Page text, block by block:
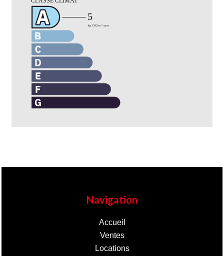
Navigation
Accueil
Ventes
Locations